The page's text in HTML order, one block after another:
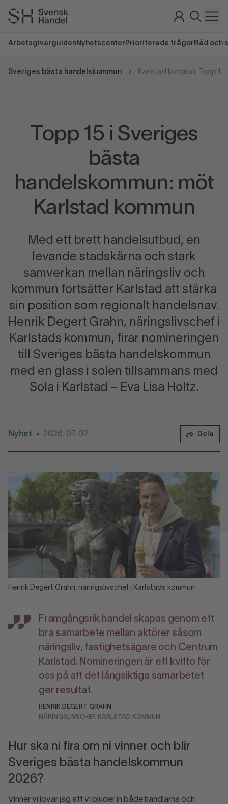
Arbetsgivarguiden Nyhetscenter Prioriterade frågor Råd och
Sveriges bästa handelskommun
Topp 15 i Sveriges
bästa
handelskommun: möt
Karlstad kommun
Med ett brett handelsutbud, en
levande stadskärna och stark
samverkan mellan näringsliv och
kommun fortsätter Karlstad att stärka
sin position som regionalt handelsnav.
Henrik Degert Grahn, näringslivschef i
Karlstads kommun, firar nomineringen
till Sveriges bästa handelskommun
med en glass i solen tillsammans med
Sola i Karlstad – Eva Lisa Holtz.
Nyhet • 2026-07-02 Dela
Henrik Degert Grahn, näringslivschef i Karlstads kommun
Framgångsrik handel skapas genom ett
bra samarbete mellan aktörer såsom
näringsliv, fastighetsägare och Centrum
Karlstad. Nomineringen är ett kvitto för
oss på att det långsiktiga samarbetet
ger resultat.
HENRIK DEGERT GRAHN
NÄRINGSLIVSCHEF, KARLSTAD KOMMUN
Hur ska ni fira om ni vinner och blir
Sveriges bästa handelskommun
2026?
Vinner vi lovar jag att vi bjuder in både handlarna och